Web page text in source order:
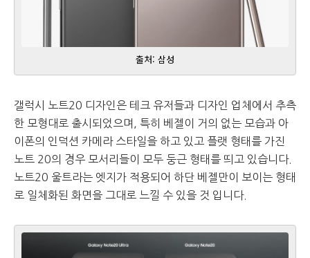
출처: 삼성
갤럭시 노트20 디자인은 테크 유저들과 디자인 업체에서 추측
한 모형대로 출시되었으며, 특히 베젤이 거의 없는 모습과 아
이폰의 인덕션 카메라 스타일을 하고 있고 플랫 형태를 가진
노트 20의 경우 모서리들이 모두 둥근 형태를 띄고 있습니다.
노트20 울트라는 엣지가 적용되어 하단 베젤만이 보이는 형태
로 일체화된 화면을 그대로 느낄 수 있을 것 입니다.